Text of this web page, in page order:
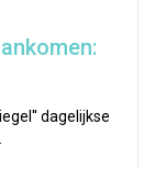
dagelijkse